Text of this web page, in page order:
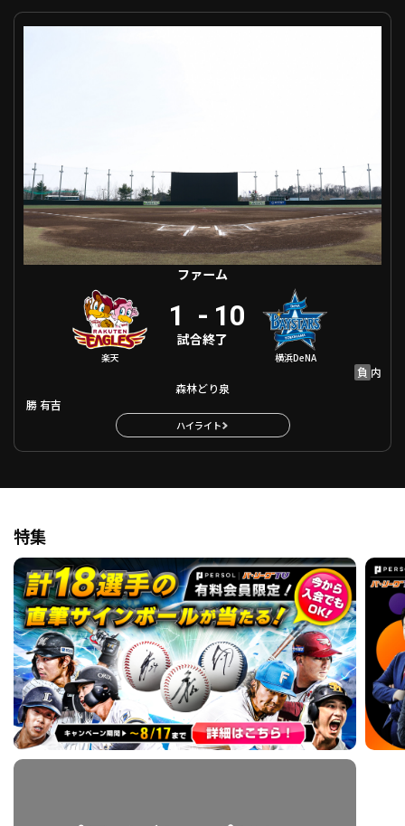
ファーム 東北楽天 VS 横浜DeNA
ファーム
楽天
1 - 10
試合終了
横浜DeNA
負 内
森林どり泉
勝有吉
ハイライト
特集